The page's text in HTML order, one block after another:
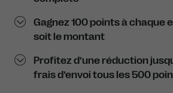
Gagnez 100 points à chaque
soit le montant
Profitez d’une réduction
frais d’envoi tous les 500